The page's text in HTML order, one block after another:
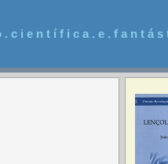
c i e n t í f i c a . e . f a n t á s